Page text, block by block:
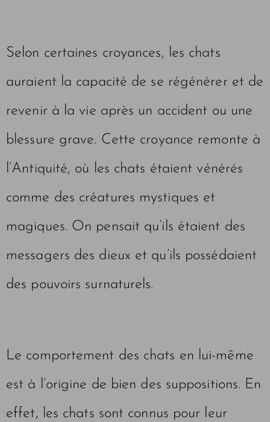
Selon certaines croyances, les chats
auraient la capacité de se régénérer et de
revenir à la vie après un accident ou une
blessure grave. Cette croyance remonte à
l’Antiquité, où les chats étaient vénérés
comme des créatures mystiques et
magiques. On pensait qu’ils étaient des
messagers des dieux et qu’ils possédaient
des pouvoirs surnaturels.
Le comportement des chats en lui-même
est à l’origine de bien des suppositions. En
effet, les chats sont connus pour leur